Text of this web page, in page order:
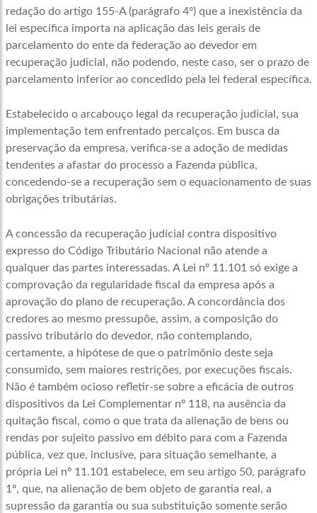
redação do artigo 155-A (parágrafo 4º) que a inexistência da
lei específica importa na aplicação das leis gerais de
parcelamento do ente da federação ao devedor em
recuperação judicial, não podendo, neste caso, ser o prazo de
parcelamento inferior ao concedido pela lei federal específica.
Estabelecido o arcabouço legal da recuperação judicial, sua
implementação tem enfrentado percalços. Em busca da
preservação da empresa, verifica-se a adoção de medidas
tendentes a afastar do processo a Fazenda pública,
concedendo-se a recuperação sem o equacionamento de suas
obrigações tributárias.
A concessão da recuperação judicial contra dispositivo
expresso do Código Tributário Nacional não atende a
qualquer das partes interessadas. A Lei nº 11.101 só exige a
comprovação da regularidade fiscal da empresa após a
aprovação do plano de recuperação. A concordância dos
credores ao mesmo pressupõe, assim, a composição do
passivo tributário do devedor, não contemplando,
certamente, a hipótese de que o patrimônio deste seja
consumido, sem maiores restrições, por execuções fiscais.
Não é também ocioso refletir-se sobre a eficácia de outros
dispositivos da Lei Complementar nº 118, na ausência da
quitação fiscal, como o que trata da alienação de bens ou
rendas por sujeito passivo em débito para com a Fazenda
pública, vez que, inclusive, para situação semelhante, a
própria Lei nº 11.101 estabelece, em seu artigo 50, parágrafo
1º, que, na alienação de bem objeto de garantia real, a
supressão da garantia ou sua substituição somente serão